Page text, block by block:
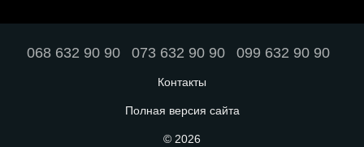
068 632 90 90 073 632 90 90 099 632 90 90
Контакты
Полная версия сайта
© 2026